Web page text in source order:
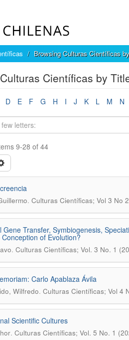
Browsing Culturas Científicas
Científicas by
D E F G H I J K L M N
9-28 of 44
. Culturas Científicas; Vol 3 No
Gene Transfer, Symbiogenesis,
of Evolution?
. Culturas Científicas; Vol. 3 No. 1
Carlo Apablaza Ávila
Wilfredo. Culturas Científicas; Vol 4
Scientific Cultures
. Culturas Científicas; Vol. 5 No. 1